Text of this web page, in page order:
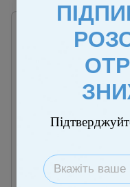
Артикул: 00000008218
Doloni Пісочниця -